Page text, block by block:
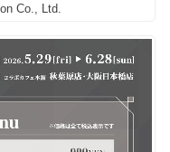
Co., Ltd.